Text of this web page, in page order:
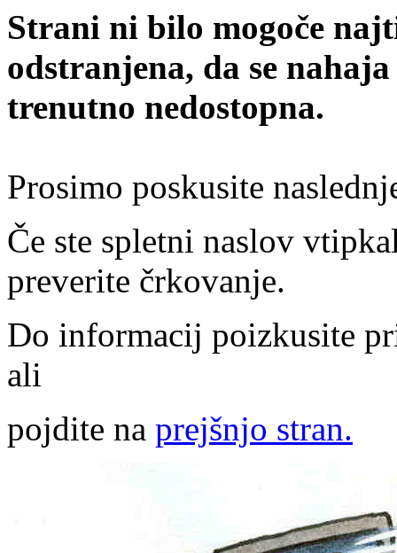
Strani ni bilo mogoče
odstranjena, da se
trenutno nedostopna.
Prosimo poskusite
Če ste spletni naslov
preverite črkovanje.
Do informacij poizkusite
ali
pojdite na prejšnjo stran.